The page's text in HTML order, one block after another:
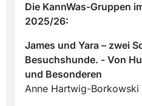
Die KannWas-Gruppen
2025/26:
James und Yara – zwei
Besuchshunde. - Von
und Besonderen
Anne Hartwig-Borkowski